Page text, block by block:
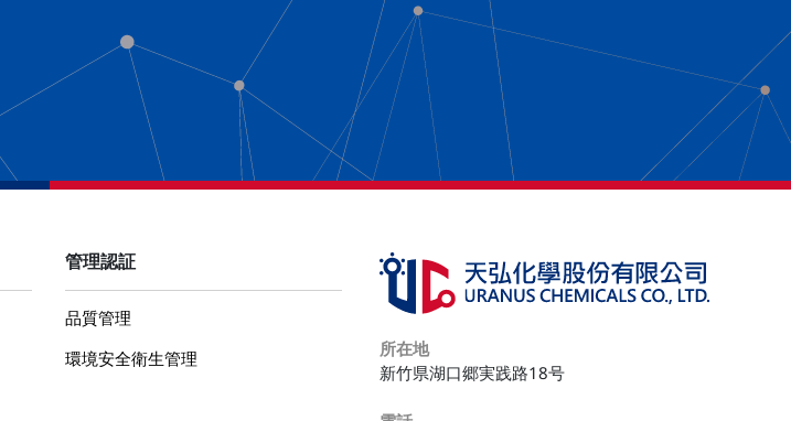
管理認証
品質管理
環境安全衛生管理
所在地
新竹県湖口郷実践路18号